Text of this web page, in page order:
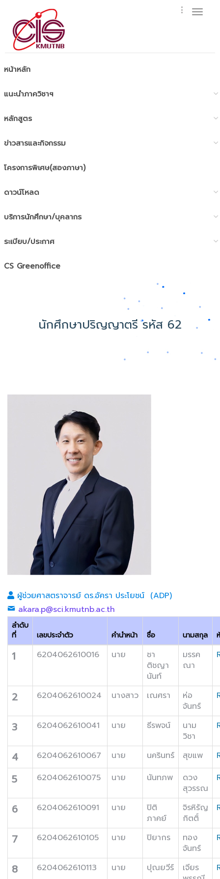
หน้าหลัก
แนะนำภาควิชาฯ
หลักสูตร
ข่าวสารและกิจกรรม
โครงการพิเศษ(สองภาษา)
ดาวน์โหลด
บริการนักศึกษา/บุคลากร
ระเบียบ/ประกาศ
CS Greenoffice
นักศึกษาปริญญาตรี รหัส 62
ผู้ช่วยศาสตราจารย์ ดร.อัครา ประโยชน์ (ADP)
akara.p@sci.kmutnb.ac.th
ลำดับ
ที่
เลขประจำตัว คำนำหน้า ชื่อ นามสกุล
1 6204062610016 นาย
ชา
ติชญา
นันท์
มรรค
ณา
2 6204062610024 นางสาว เณศรา
ห่อ
จันทร์
3 6204062610041 นาย ธีรพจน์
นาม
วิชา
4 6204062610067 นาย นครินทร์ สุขแพ
5 6204062610075 นาย นันทภพ
ดวง
สุวรรณ
6 6204062610091 นาย
ปิติ
ภาคย์
จิรหิรัญ
กิตติ์
7 6204062610105 นาย ปิยากร
ทอง
จันทร์
8 6204062610113 นาย ปุณยวีร์
เจียร